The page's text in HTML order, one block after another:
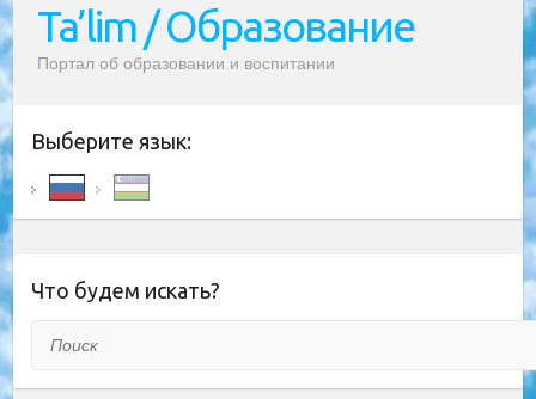
Ta’lim / Образование
Портал об образовании и воспитании
Выберите язык:
Что будем искать?